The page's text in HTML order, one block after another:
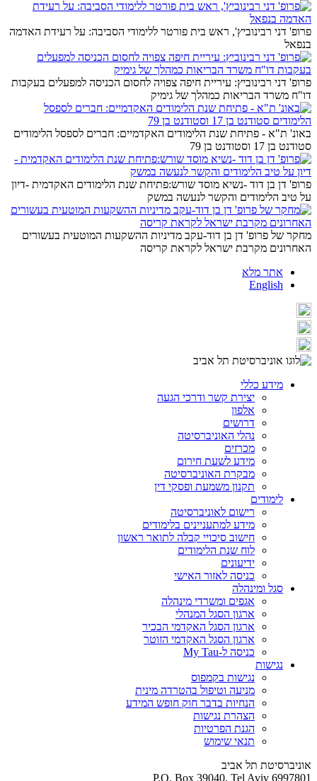
פרופ' דני רבינוביץ', ראש בית פורטר ללימודי הסביבה: על רעידת האדמה
בנפאל
פרופ' דני רבינוביץ: עיריית חיפה צפויה לחסום הכניסה למפעלים בעקבות
דו"ח משרד הבריאות כמהלך של גימיק
באונ' ת"א - פתיחת שנת הלימודים האקדמיים: חברים לספסל הלימודים
סטודנט בן 17 וסטודנט בן 79
פרופ' דן בן דוד -נשיא מוסד שורש:פתיחת שנת הלימודים האקדמית -דיון
על טיב הלימודים והקשר לנעשה במשק
מחקר של פרופ' דן בן דוד-עקב מדיניות ההשקעות המוטעית בעשורים
האחרונים מקרבת ישראל לקראת קריסה
אתר מלא
English
מידע כללי
יצירת קשר ודרכי הגעה
אלפון
דרושים
נהלי האוניברסיטה
מכרזים
מידע לשעת חירום
מבקרת האוניברסיטה
תקנון משמעת ופסקי דין
לימודים
רישום לאוניברסיטה
מידע למתעניינים בלימודים
חישוב סיכויי קבלה לתואר ראשון
לוח שנת הלימודים
ידיעונים
כניסה לאזור האישי
סגל ומינהלה
אגפים ומשרדי מינהלה
ארגון הסגל המנהלי
ארגון הסגל האקדמי הבכיר
ארגון הסגל האקדמי הזוטר
כניסה ל-My Tau
נגישות
נגישות בקמפוס
מניעה וטיפול בהטרדה מינית
הנחיות בדבר חוק חופש המידע
הצהרת נגישות
הגנת הפרטיות
תנאי שימוש
אוניברסיטת תל אביב
P.O. Box 39040, Tel Aviv 6997801